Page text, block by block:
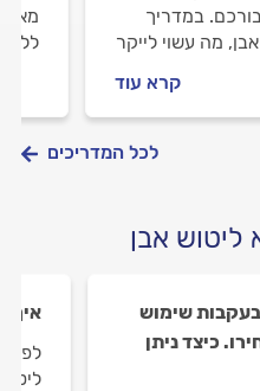
במדריך
מה עשוי לייקר
קרא עוד
לכל המדריכים
ליטוש אבן
בעקבות שימוש
כיצד ניתן
איך